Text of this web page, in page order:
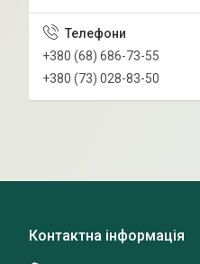
+380 (68) 686-73-55
+380 (73) 028-83-50